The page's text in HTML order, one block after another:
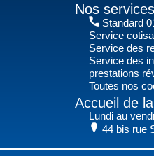
Nos
Standard
Service
Service des
Service des
prestations
Toutes nos
Accueil de
Lundi au
44 bis rue